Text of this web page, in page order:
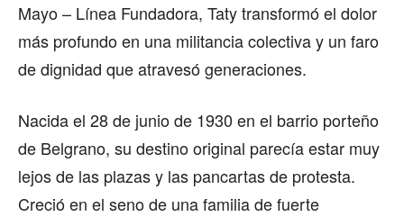
Mayo – Línea Fundadora, Taty transformó el dolor
más profundo en una militancia colectiva y un faro
de dignidad que atravesó generaciones.
Nacida el 28 de junio de 1930 en el barrio porteño
de Belgrano, su destino original parecía estar muy
lejos de las plazas y las pancartas de protesta.
Creció en el seno de una familia de fuerte